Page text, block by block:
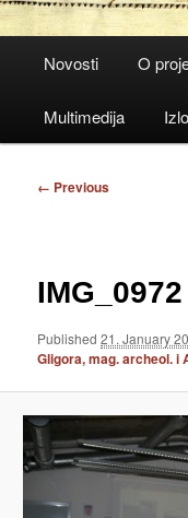
Novosti O
Multimedija
Image
← Previous
IMG_0972
Published21. January
Gligora, mag. archeol. i